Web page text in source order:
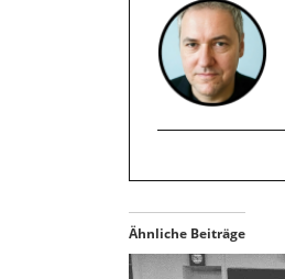
Ähnliche Beiträge